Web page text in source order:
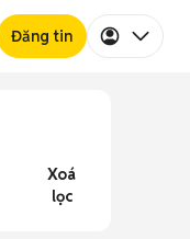
Đăng tin
Xoá
lọc